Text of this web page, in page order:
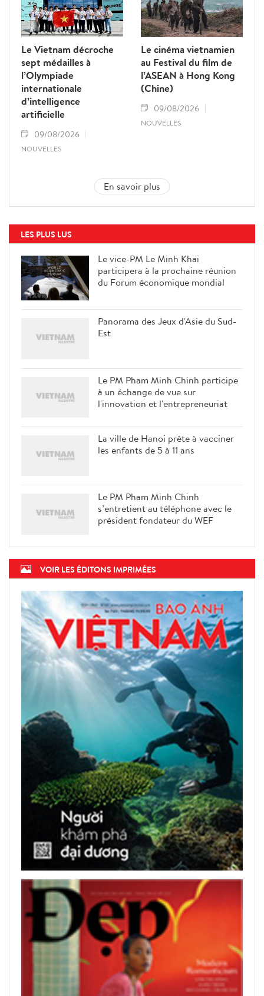
Le Vietnam décroche
sept médailles à
l’Olympiade
internationale
d’intelligence
artificielle
09/08/2026
NOUVELLES
Le cinéma vietnamien
au Festival du film de
l’ASEAN à Hong Kong
(Chine)
09/08/2026
NOUVELLES
En savoir plus
LES PLUS LUS
Le vice-PM Le Minh Khai
participera à la prochaine réunion
du Forum économique mondial
Panorama des Jeux d'Asie du Sud-
Est
Le PM Pham Minh Chinh participe
à un échange de vue sur
l'innovation et l'entrepreneuriat
La ville de Hanoi prête à vacciner
les enfants de 5 à 11 ans
Le PM Pham Minh Chinh
s’entretient au téléphone avec le
président fondateur du WEF
VOIR LES ÉDITONS IMPRIMÉES